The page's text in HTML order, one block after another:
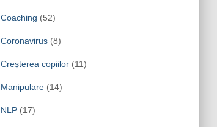
Coaching (52)
Coronavirus(8)
Creșterea copiilor(11)
Manipulare(14)
NLP(17)